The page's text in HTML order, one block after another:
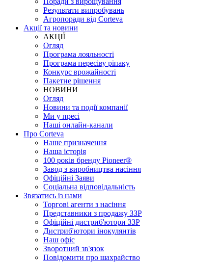
Результати випробувань
Агропоради від Corteva
Акції та новини
АКЦІЇ
Огляд
Програма лояльності
Програма пересіву ріпаку
Конкурс врожайності
Пакетне рішення
НОВИНИ
Огляд
Новини та події компанії
Ми у пресі
Наші онлайн-канали
Про Corteva
Наше призначення
Наша історія
100 років бренду Pioneer®
Завод з виробництва насіння
Офіційні Заяви
Соціальна відповідальність
Звязатись із нами
Торгові агенти з насіння
Представники з продажу ЗЗР
Офіційні дистриб'ютори ЗЗР
Дистриб'ютори інокулянтів
Наш офіс
Зворотний зв'язок
Повідомити про шахрайство